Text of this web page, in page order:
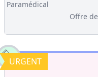
Paramédical
Offre
URGENT